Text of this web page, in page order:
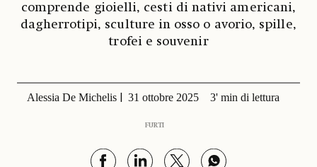
comprende gioielli, cesti di nativi americani,
dagherrotipi, sculture in osso o avorio, spille,
trofei e souvenir
Alessia De Michelis 31 ottobre 2025 3' min di lettura
FURTI